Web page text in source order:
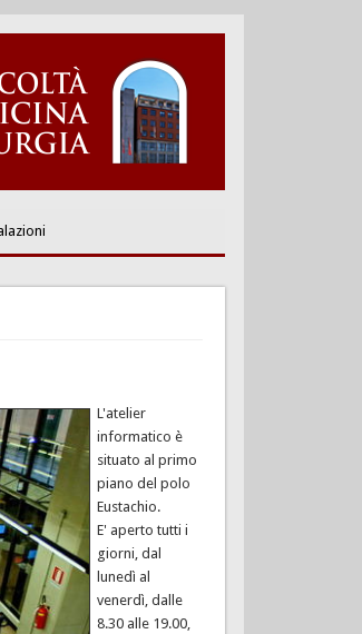
L'atelier
informatico è
situato al primo
piano del polo
Eustachio.
E' aperto tutti i
giorni, dal
lunedì al
venerdì, dalle
8.30 alle 19.00,